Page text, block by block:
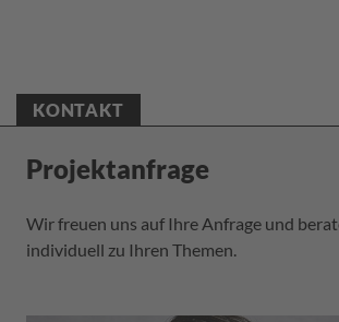
KONTAKT
Projektanfrage
Wir freuen uns auf Ihre Anfrage und
individuell zu Ihren Themen.